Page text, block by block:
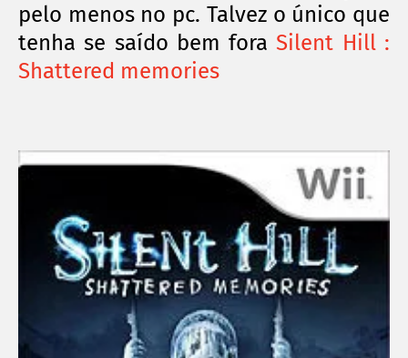
pelo menos no pc. Talvez o único que
tenha se saído bem fora Silent Hill :
Shattered memories